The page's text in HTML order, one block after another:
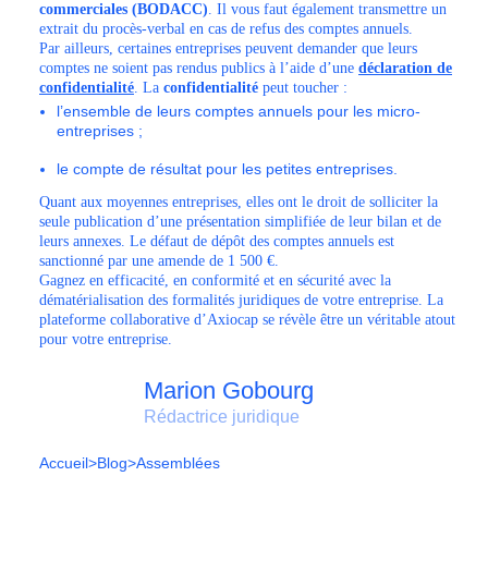
commerciales (BODACC). Il vous faut également transmettre un
extrait du procès-verbal en cas de refus des comptes annuels.
Par ailleurs, certaines entreprises peuvent demander que leurs
comptes ne soient pas rendus publics à l’aide d’une déclaration de
confidentialité. La confidentialité peut toucher :
l’ensemble de leurs comptes annuels pour les micro-
entreprises ;
le compte de résultat pour les petites entreprises.
Quant aux moyennes entreprises, elles ont le droit de solliciter la
seule publication d’une présentation simplifiée de leur bilan et de
leurs annexes. Le défaut de dépôt des comptes annuels est
sanctionné par une amende de 1 500 €.
Gagnez en efficacité, en conformité et en sécurité avec la
dématérialisation des formalités juridiques de votre entreprise. La
plateforme collaborative d’Axiocap se révèle être un véritable atout
pour votre entreprise.
Marion Gobourg
Rédactrice juridique
Accueil >Blog>Assemblées